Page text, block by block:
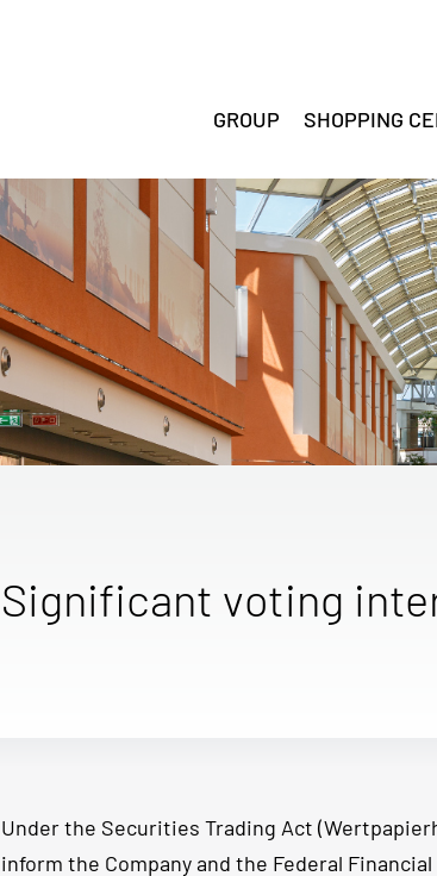
GROUP SHOPPING
Significant voting
Under the Securities Trading Act
inform the Company and the Federal